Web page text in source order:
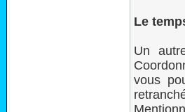
Le
Un
vous